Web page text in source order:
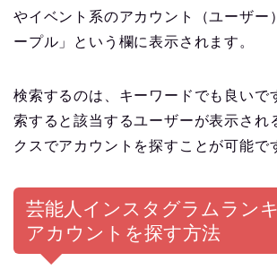
やイベント系のアカウント（ユーザー
ープル」という欄に表示されます。
検索するのは、キーワードでも良いで
索すると該当するユーザーが表示され
クスでアカウントを探すことが可能で
芸能人インスタグラムラン
アカウントを探す方法